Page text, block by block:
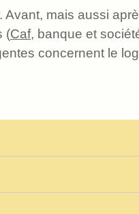
mais aussi
(Caf, banque et
concernent le